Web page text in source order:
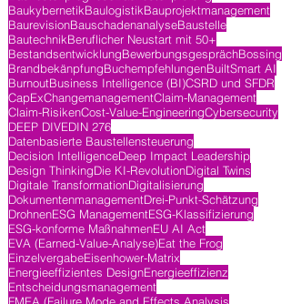
BaukybernetikBaulogistikBauprojektmanagement
BaurevisionBauschadenanalyseBaustelle
BautechnikBeruflicher Neustart mit 50+
BestandsentwicklungBewerbungsgesprächBossing
BrandbekänpfungBuchempfehlungenBuiltSmart AI
BurnoutBusiness Intelligence (BI)CSRD und SFDR
CapExChangemanagementClaim-Management
Claim-RisikenCost-Value-EngineeringCybersecurity
DEEP DIVEDIN 276
Datenbasierte Baustellensteuerung
Decision IntelligenceDeep Impact Leadership
Design ThinkingDie KI-RevolutionDigital Twins
Digitale TransformationDigitalisierung
DokumentenmanagementDrei-Punkt-Schätzung
DrohnenESG ManagementESG-Klassifizierung
ESG-konforme MaßnahmenEU AI Act
EVA (Earned-Value-Analyse)Eat the Frog
EinzelvergabeEisenhower-Matrix
Energieeffizientes DesignEnergieeffizienz
Entscheidungsmanagement